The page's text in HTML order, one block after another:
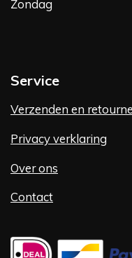
Zondag
Service
Verzenden en
Privacy verklaring
Over ons
Contact